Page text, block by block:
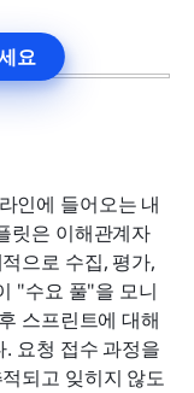
요
인에 들어오는 내
릿은 이해관계자
으로 수집, 평가,
"수요 풀"을 모니
스프린트에 대해
요청 접수 과정을
되고 잊히지 않도